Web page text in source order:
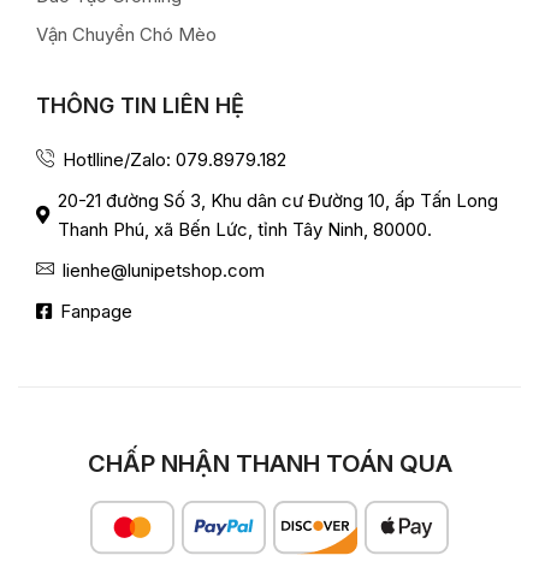
Vận Chuyển Chó Mèo
THÔNG TIN LIÊN HỆ
Hotlline/Zalo: 079.8979.182
20-21 đường Số 3, Khu dân cư Đường 10, ấp Tấn Long
Thanh Phú, xã Bến Lức, tỉnh Tây Ninh, 80000.
lienhe@lunipetshop.com
Fanpage
CHẤP NHẬN THANH TOÁN QUA